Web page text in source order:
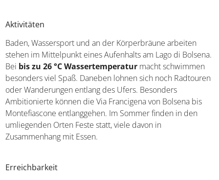
Aktivitäten
Baden, Wassersport und an der Körperbräune arbeiten
stehen im Mittelpunkt eines Aufenhalts am Lago di Bolsena.
Bei bis zu 26 °C Wassertemperatur macht schwimmen
besonders viel Spaß. Daneben lohnen sich noch Radtouren
oder Wanderungen entlang des Ufers. Besonders
Ambitionierte können die Via Francigena von Bolsena bis
Montefiascone entlanggehen. Im Sommer finden in den
umliegenden Orten Feste statt, viele davon in
Zusammenhang mit Essen.
Erreichbarkeit